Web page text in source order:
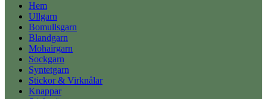
Hem
Ullgarn
Bomullsgarn
Blandgarn
Mohairgarn
Sockgarn
Syntetgarn
Stickor & Virknålar
Knappar